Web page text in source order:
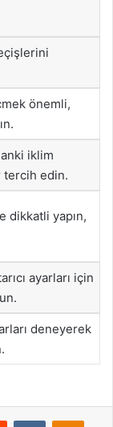
önemli,
iklim
tercih edin.
dikkatli yapın,
ayarları için
deneyerek
Reddit VKontakte